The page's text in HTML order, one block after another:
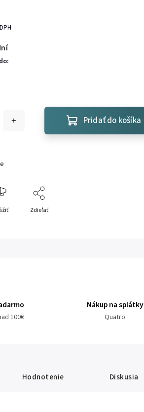
Pridať do košíka
Zdieľať
100€
Nákup na splátky
Quatro
Hodnotenie Diskusia